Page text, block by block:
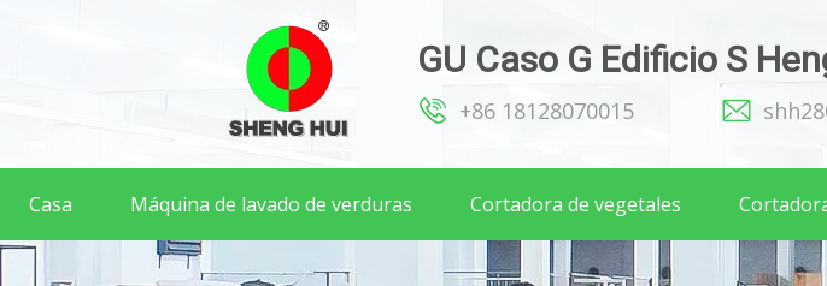
GU Caso G Edificio S
+86 18128070015
Casa Máquina de lavado de verduras Cortadora de vegetales